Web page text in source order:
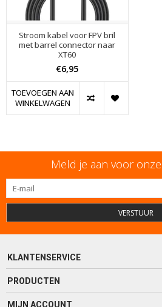
Stroom kabel voor FPV bril
met barrel connector naar
XT60
€6,95
TOEVOEGEN AAN
WINKELWAGEN
Meld je aan voor
VERSTUUR
KLANTENSERVICE
PRODUCTEN
MIJN ACCOUNT